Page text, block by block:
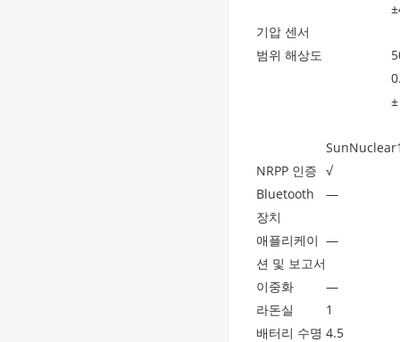
기압 센서
범위 해상도
NRPP 인증 √
Bluetooth
장치
—
애플리케이
션 및 보고서
—
이중화
—
라돈실
1
배터리 수명 4.5